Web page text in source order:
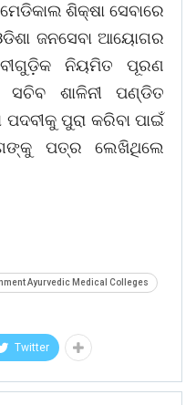
ଶିକ୍ଷା ସେବାରେ
ଜନସେବା ଆୟୋଗର
ନିୟମିତ ପୂରଣ
ଶାଳିନୀ ପଣ୍ଡିତ
ପୁରା କରିବା ପାଇଁ
ପତ୍ର ଲେଖିଥିଲେ
Ayurvedic Medical Colleges
Twitter